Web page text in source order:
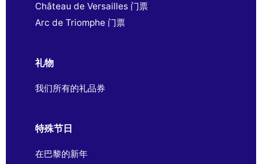
Château de Versailles 门票
Arc de Triomphe 门票
礼物
我们所有的礼品券
特殊节日
在巴黎的新年